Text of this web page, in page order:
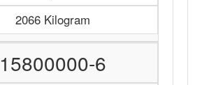
2066 Kilogram
15800000-6